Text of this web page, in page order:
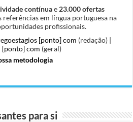
contínuae 23.000 ofertas
referências em língua portuguesa na
profissionais.
[ponto] com (redação) |
[ponto] com (geral)
metodologia
para si